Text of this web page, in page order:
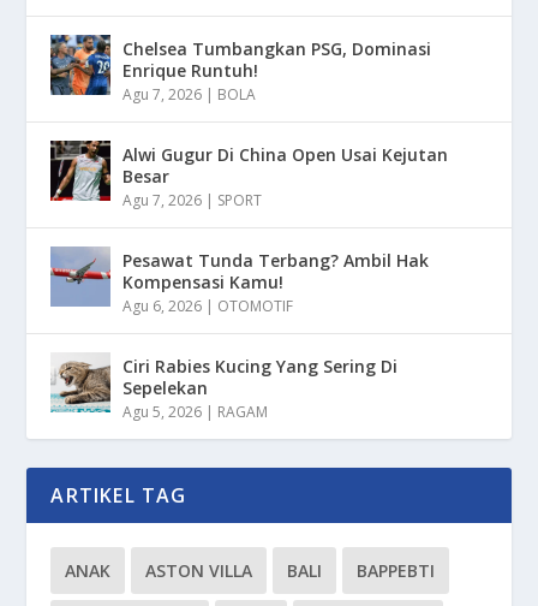
Chelsea Tumbangkan PSG, Dominasi
Enrique Runtuh!
Agu 7, 2026 | BOLA
Alwi Gugur Di China Open Usai Kejutan
Besar
Agu 7, 2026 | SPORT
Pesawat Tunda Terbang? Ambil Hak
Kompensasi Kamu!
Agu 6, 2026 | OTOMOTIF
Ciri Rabies Kucing Yang Sering Di
Sepelekan
Agu 5, 2026 | RAGAM
ARTIKEL TAG
ANAK ASTON VILLA BALI BAPPEBTI